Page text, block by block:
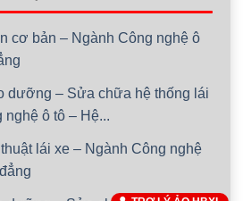
cơ bản – Ngành Công nghệ ô
dưỡng – Sửa chữa hệ thống lái
nghệ ô tô – Hệ...
lái xe – Ngành Công nghệ